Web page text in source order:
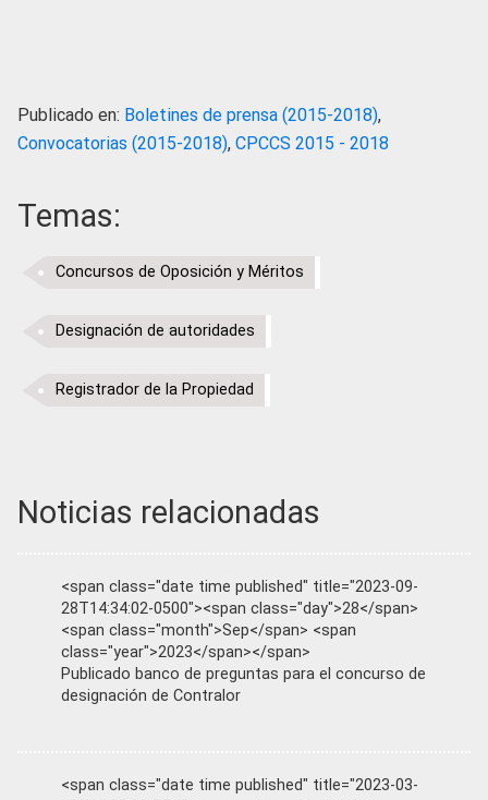
Publicado en: Boletines de prensa (2015-2018),
Convocatorias (2015-2018), CPCCS 2015 - 2018
Temas:
Concursos de Oposición y Méritos
Designación de autoridades
Registrador de la Propiedad
Noticias relacionadas
<span class="date time published" title="2023-09-
28T14:34:02-0500"><span class="day">28</span>
<span class="month">Sep</span> <span
class="year">2023</span></span>
Publicado banco de preguntas para el concurso de
designación de Contralor
<span class="date time published" title="2023-03-